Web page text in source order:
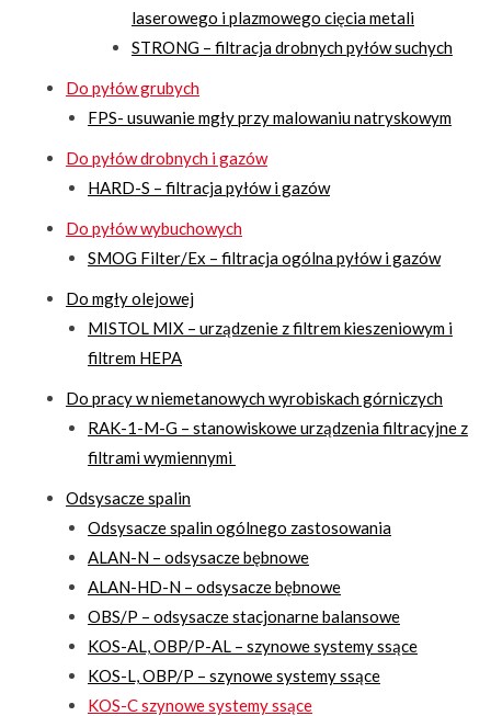
laserowego i plazmowego cięcia metali
STRONG – filtracja drobnych pyłów suchych
Do pyłów grubych
FPS- usuwanie mgły przy malowaniu natryskowym
Do pyłów drobnych i gazów
HARD-S – filtracja pyłów i gazów
Do pyłów wybuchowych
SMOG Filter/Ex – filtracja ogólna pyłów i gazów
Do mgły olejowej
MISTOL MIX – urządzenie z filtrem kieszeniowym i
filtrem HEPA
Do pracy w niemetanowych wyrobiskach górniczych
RAK-1-M-G – stanowiskowe urządzenia filtracyjne z
filtrami wymiennymi
Odsysacze spalin
Odsysacze spalin ogólnego zastosowania
ALAN-N – odsysacze bębnowe
ALAN-HD-N – odsysacze bębnowe
OBS/P – odsysacze stacjonarne balansowe
KOS-AL, OBP/P-AL – szynowe systemy ssące
KOS-L, OBP/P – szynowe systemy ssące
KOS-C szynowe systemy ssące